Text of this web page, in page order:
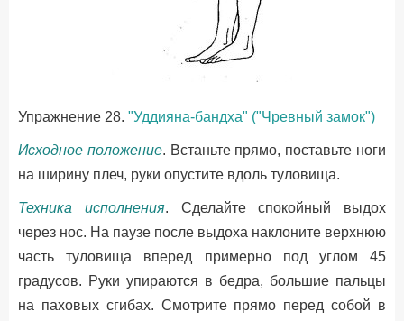
Упражнение 28. "Уддияна-бандха" ("Чревный замок")
Исходное положение. Встаньте прямо, поставьте ноги
на ширину плеч, руки опустите вдоль туловища.
Техника исполнения. Сделайте спокойный выдох
через нос. На паузе после выдоха наклоните верхнюю
часть туловища вперед примерно под углом 45
градусов. Руки упираются в бедра, большие пальцы
на паховых сгибах. Смотрите прямо перед собой в